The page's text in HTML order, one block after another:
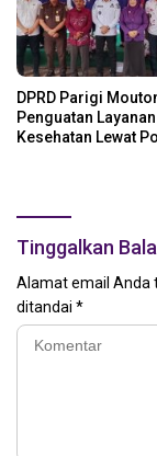
DPRD Parigi
Penguatan Layanan
Kesehatan Lewat
Tinggalkan
Alamat email Anda
ditandai *